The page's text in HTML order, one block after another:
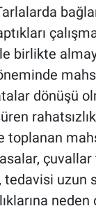
birlikte
dönüşü
toplanan
çuvallar
tedavisi uzun
neden